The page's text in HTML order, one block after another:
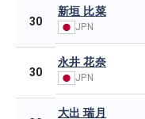
30
新垣 比菜
JPN
30
永井 花奈
JPN
大出 瑞月